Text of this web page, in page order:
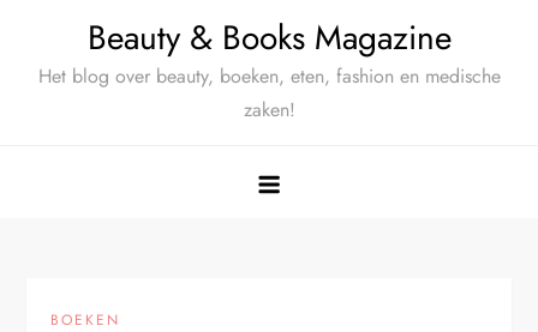
Beauty & Books Magazine
Het blog over beauty, boeken, eten, fashion en medische
zaken!
BOEKEN